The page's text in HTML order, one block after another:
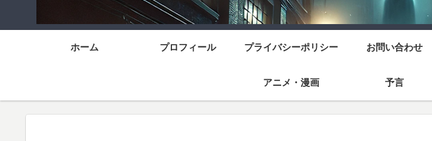
ホーム プロフィール プライバシーポリシー お問い合わせ
アニメ・漫画 予言